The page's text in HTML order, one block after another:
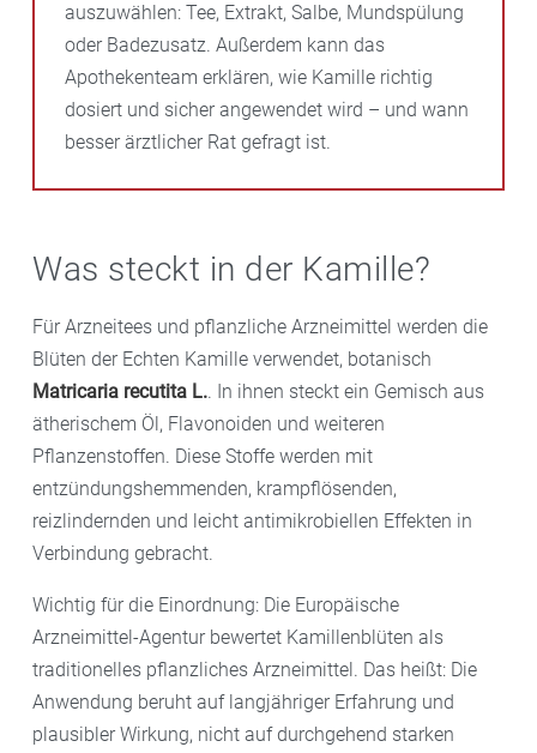
auszuwählen: Tee, Extrakt, Salbe, Mundspülung
oder Badezusatz. Außerdem kann das
Apothekenteam erklären, wie Kamille richtig
dosiert und sicher angewendet wird – und wann
besser ärztlicher Rat gefragt ist.
Was steckt in der Kamille?
Für Arzneitees und pflanzliche Arzneimittel werden die
Blüten der Echten Kamille verwendet, botanisch
Matricaria recutita L.. In ihnen steckt ein Gemisch aus
ätherischem Öl, Flavonoiden und weiteren
Pflanzenstoffen. Diese Stoffe werden mit
entzündungshemmenden, krampflösenden,
reizlindernden und leicht antimikrobiellen Effekten in
Verbindung gebracht.
Wichtig für die Einordnung: Die Europäische
Arzneimittel-Agentur bewertet Kamillenblüten als
traditionelles pflanzliches Arzneimittel. Das heißt: Die
Anwendung beruht auf langjähriger Erfahrung und
plausibler Wirkung, nicht auf durchgehend starken